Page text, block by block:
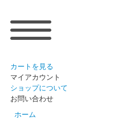
カートを見る
マイアカウント
ショップについて
お問い合わせ
ホーム